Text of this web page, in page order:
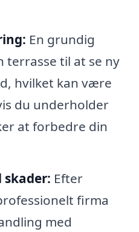
En grundig
terrasse til at se ny
hvilket kan være
du underholder
at forbedre din
skader: Efter
firma
med